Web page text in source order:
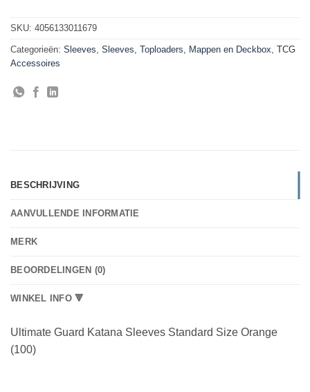
SKU: 4056133011679
Categorieën: Sleeves, Sleeves, Toploaders, Mappen en Deckbox, TCG
Accessoires
BESCHRIJVING
AANVULLENDE INFORMATIE
MERK
BEOORDELINGEN (0)
WINKEL INFO 🔻
Ultimate Guard Katana Sleeves Standard Size Orange
(100)